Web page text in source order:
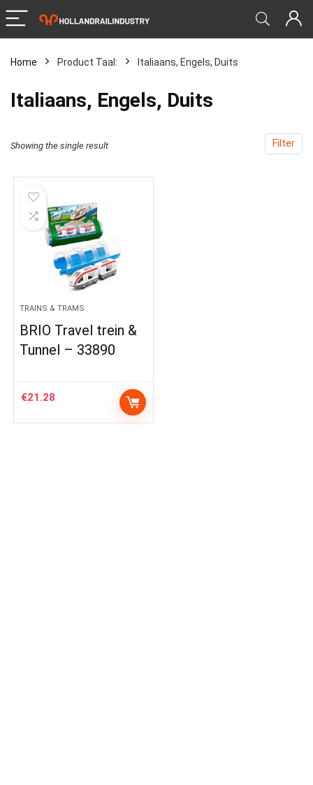
Home Product Taal: ‎Italiaans, Engels, Duits
‎Italiaans, Engels, Duits
Filter
Showing the single result
TRAINS & TRAMS
BRIO Travel trein &
Tunnel – 33890
€21.28